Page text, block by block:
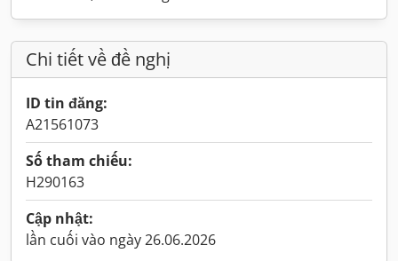
Chi tiết về đề nghị
ID tin đăng:
A21561073
Số tham chiếu:
H290163
Cập nhật:
lần cuối vào ngày 26.06.2026